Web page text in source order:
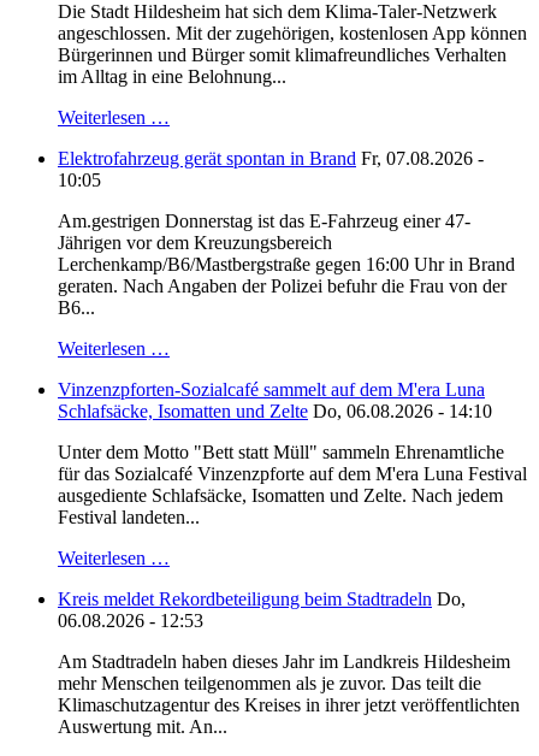
Die Stadt Hildesheim hat sich dem Klima-Taler-Netzwerk
angeschlossen. Mit der zugehörigen, kostenlosen App können
Bürgerinnen und Bürger somit klimafreundliches Verhalten
im Alltag in eine Belohnung...
Weiterlesen …
Elektrofahrzeug gerät spontan in Brand Fr, 07.08.2026 -
10:05
Am.gestrigen Donnerstag ist das E-Fahrzeug einer 47-
Jährigen vor dem Kreuzungsbereich
Lerchenkamp/B6/Mastbergstraße gegen 16:00 Uhr in Brand
geraten. Nach Angaben der Polizei befuhr die Frau von der
B6...
Weiterlesen …
Vinzenzpforten-Sozialcafé sammelt auf dem M'era Luna
Schlafsäcke, Isomatten und Zelte Do, 06.08.2026 - 14:10
Unter dem Motto "Bett statt Müll" sammeln Ehrenamtliche
für das Sozialcafé Vinzenzpforte auf dem M'era Luna Festival
ausgediente Schlafsäcke, Isomatten und Zelte. Nach jedem
Festival landeten...
Weiterlesen …
Kreis meldet Rekordbeteiligung beim Stadtradeln Do,
06.08.2026 - 12:53
Am Stadtradeln haben dieses Jahr im Landkreis Hildesheim
mehr Menschen teilgenommen als je zuvor. Das teilt die
Klimaschutzagentur des Kreises in ihrer jetzt veröffentlichten
Auswertung mit. An...